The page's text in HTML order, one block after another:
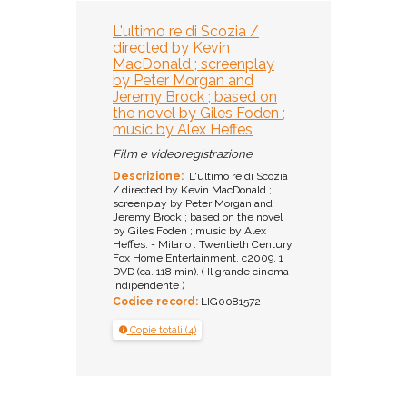
L'ultimo re di Scozia /
directed by Kevin
MacDonald ; screenplay
by Peter Morgan and
Jeremy Brock ; based on
the novel by Giles Foden ;
music by Alex Heffes
Film e videoregistrazione
Descrizione: L'ultimo re di Scozia
/ directed by Kevin MacDonald ;
screenplay by Peter Morgan and
Jeremy Brock ; based on the novel
by Giles Foden ; music by Alex
Heffes. - Milano : Twentieth Century
Fox Home Entertainment, c2009. 1
DVD (ca. 118 min). ( Il grande cinema
indipendente )
Codice record: LIG0081572
Copie totali (4)